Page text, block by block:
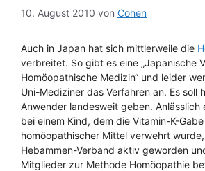
10. August 2010 von Cohen
Auch in Japan hat sich mittlerweile die
verbreitet. So gibt es eine „Japanische
Homöopathische Medizin“ und leider
Uni-Mediziner das Verfahren an. Es soll
Anwender landesweit geben. Anlässlich
bei einem Kind, dem die Vitamin-K-
homöopathischer Mittel verwehrt
Hebammen-Verband aktiv geworden
Mitglieder zur Methode Homöopathie